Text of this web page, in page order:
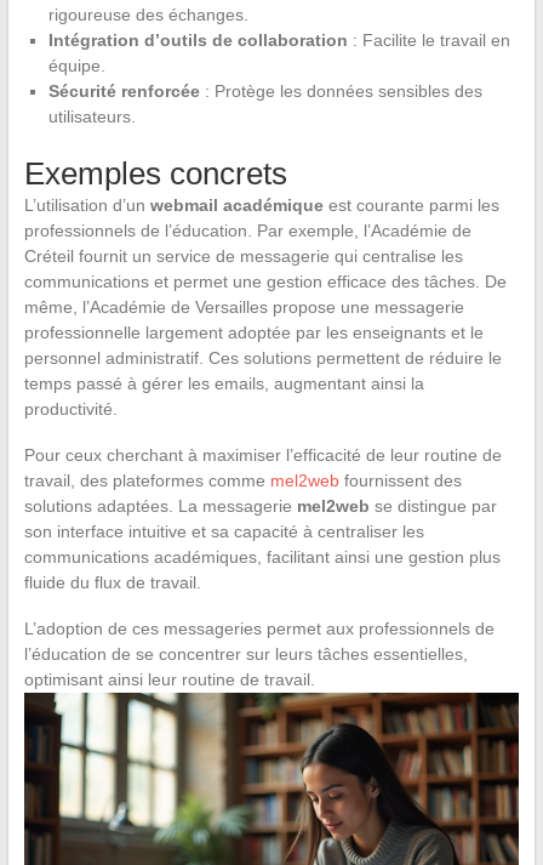
rigoureuse des échanges.
Intégration d’outils de collaboration : Facilite le travail en
équipe.
Sécurité renforcée: Protège les données sensibles des
utilisateurs.
Exemples concrets
L’utilisation d’un webmail académiqueest courante parmi les
professionnels de l’éducation. Par exemple, l’Académie de
Créteil fournit un service de messagerie qui centralise les
communications et permet une gestion efficace des tâches. De
même, l’Académie de Versailles propose une messagerie
professionnelle largement adoptée par les enseignants et le
personnel administratif. Ces solutions permettent de réduire le
temps passé à gérer les emails, augmentant ainsi la
productivité.
Pour ceux cherchant à maximiser l’efficacité de leur routine de
travail, des plateformes comme mel2webfournissent des
solutions adaptées. La messagerie mel2web se distingue par
son interface intuitive et sa capacité à centraliser les
communications académiques, facilitant ainsi une gestion plus
fluide du flux de travail.
L’adoption de ces messageries permet aux professionnels de
l’éducation de se concentrer sur leurs tâches essentielles,
optimisant ainsi leur routine de travail.